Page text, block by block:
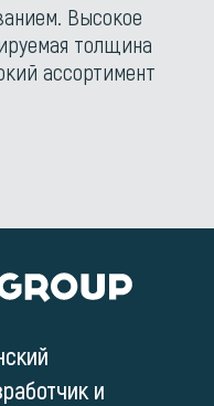
Высокое
толщина
ассортимент
и